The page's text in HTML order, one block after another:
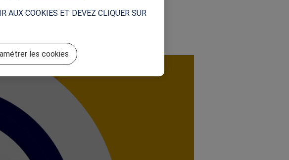
AUX COOKIES ET DEVEZ CLIQUER SUR
les cookies